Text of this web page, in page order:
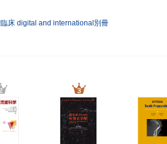
床 digital and international別冊